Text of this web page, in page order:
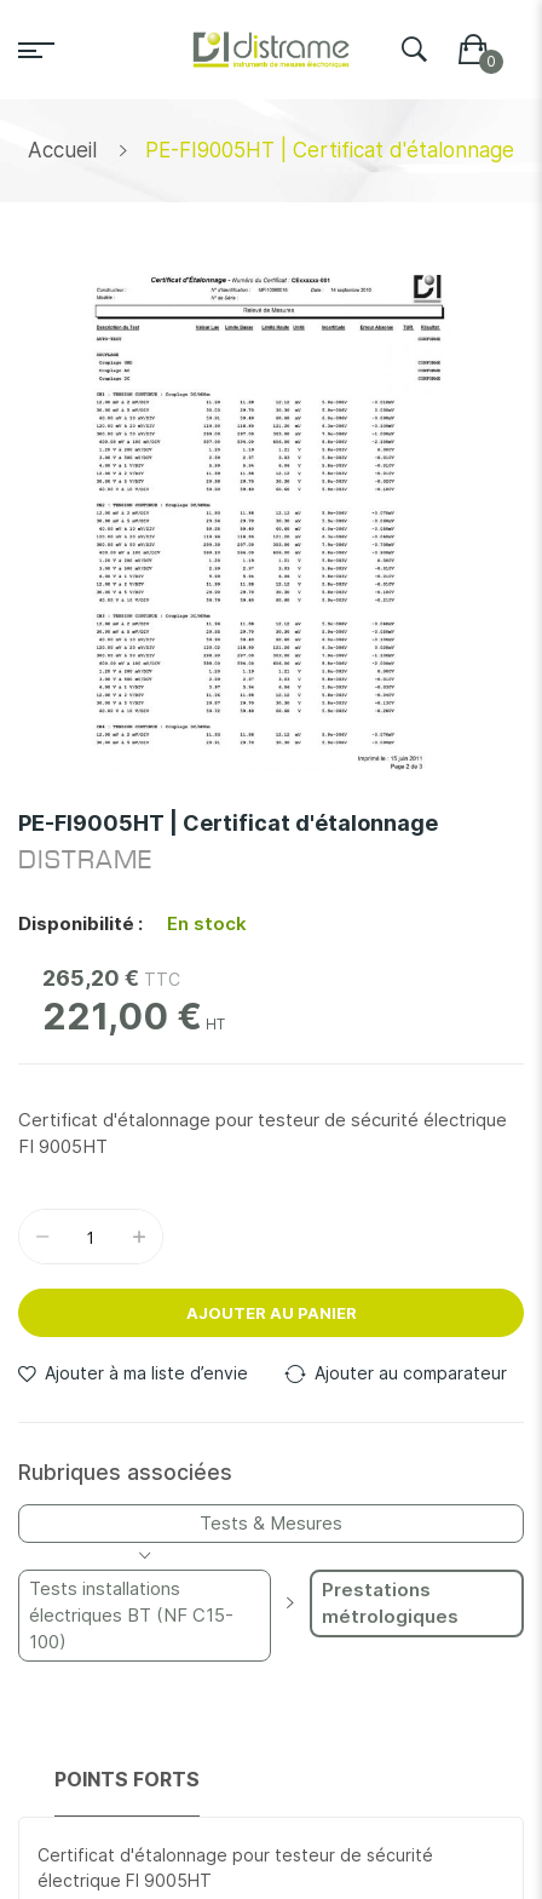
Accueil PE-FI9005HT | Certificat d'étalonnage
to
the
beginning
the
gallery
PE-FI9005HT | Certificat d'étalonnage
DISTRAME
Disponibilité : En stock
265,20 €
221,00 €
Certificat d'étalonnage pour testeur de sécurité électrique
FI 9005HT
AJOUTER AU PANIER
Ajouter à ma liste d’envie Ajouter au comparateur
Rubriques associées
Tests & Mesures
Tests installations
électriques BT (NF C15-
100)
Prestations
métrologiques
POINTS FORTS
Certificat d'étalonnage pour testeur de sécurité
électrique FI 9005HT